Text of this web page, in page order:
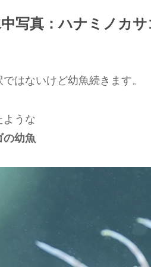
写真：ハナミノカ
はないけど幼魚続きます。
ような
の幼魚